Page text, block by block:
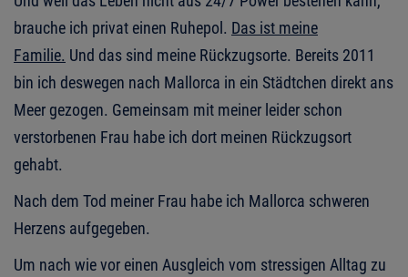
brauche ich privat einen Ruhepol. Das ist meine
Familie. Und das sind meine Rückzugsorte. Bereits 2011
bin ich deswegen nach Mallorca in ein Städtchen direkt ans
Meer gezogen. Gemeinsam mit meiner leider schon
verstorbenen Frau habe ich dort meinen Rückzugsort
gehabt.
Nach dem Tod meiner Frau habe ich Mallorca schweren
Herzens aufgegeben.
Um nach wie vor einen Ausgleich vom stressigen Alltag zu